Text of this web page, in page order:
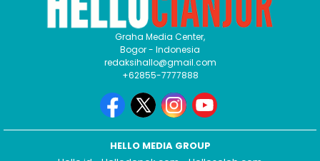
Graha Media Center,
Bogor - Indonesia
redaksihallo@gmail.com
+62855-7777888
HELLO MEDIA GROUP